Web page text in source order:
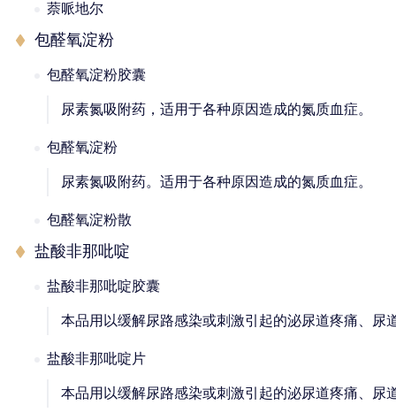
萘哌地尔
包醛氧淀粉
包醛氧淀粉胶囊
尿素氮吸附药，适用于各种原因造成的氮质血症。
包醛氧淀粉
尿素氮吸附药。适用于各种原因造成的氮质血症。
包醛氧淀粉散
盐酸非那吡啶
盐酸非那吡啶胶囊
本品用以缓解尿路感染或刺激引起的泌尿道疼痛、尿
盐酸非那吡啶片
本品用以缓解尿路感染或刺激引起的泌尿道疼痛、尿